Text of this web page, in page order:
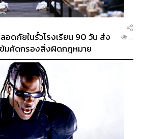
อดภัยในรั้วโรงเรียน 90 วัน ส่ง
มคัดกรองสิ่งผิดกฎหมาย
...